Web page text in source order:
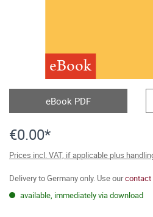
eBook
eBook PDF
€0.00*
Prices incl. VAT, if applicable plus
Delivery to Germany only. Use our
available, immediately via download